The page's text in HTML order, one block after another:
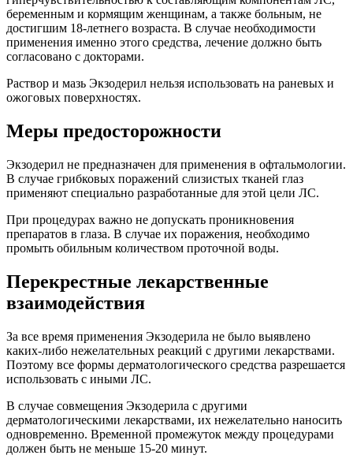
беременным и кормящим женщинам, а также больным, не
достигшим 18-летнего возраста. В случае необходимости
применения именно этого средства, лечение должно быть
согласовано с докторами.
Раствор и мазь Экзодерил нельзя использовать на раневых и
ожоговых поверхностях.
Меры предосторожности
Экзодерил не предназначен для применения в офтальмологии.
В случае грибковых поражений слизистых тканей глаз
применяют специально разработанные для этой цели ЛС.
При процедурах важно не допускать проникновения
препаратов в глаза. В случае их поражения, необходимо
промыть обильным количеством проточной воды.
Перекрестные лекарственные
взаимодействия
За все время применения Экзодерила не было выявлено
каких-либо нежелательных реакций с другими лекарствами.
Поэтому все формы дерматологического средства разрешается
использовать с иными ЛС.
В случае совмещения Экзодерила с другими
дерматологическими лекарствами, их нежелательно наносить
одновременно. Временной промежуток между процедурами
должен быть не меньше 15-20 минут.